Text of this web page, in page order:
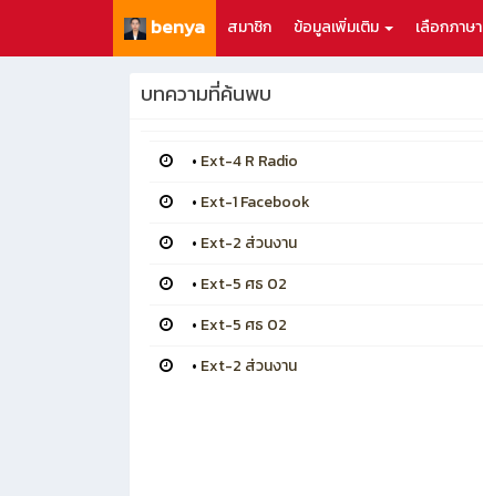
benya สมาชิก ข้อมูลเพิ่มเติม เลือกภาษา
บทความที่ค้นพบ
• Ext-4 R Radio
• Ext-1 Facebook
• Ext-2 ส่วนงาน
• Ext-5 ศธ 02
• Ext-5 ศธ 02
• Ext-2 ส่วนงาน